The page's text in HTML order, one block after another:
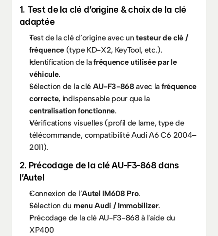
1. Test de la clé d’origine & choix de la clé
adaptée
Test de la clé d’origine avec un testeur de clé /
fréquence (type KD-X2, KeyTool, etc.).
Identification de la fréquence utilisée par le
véhicule.
Sélection de la clé AU-F3-868 avec la fréquence
correcte
, indispensable pour que la
centralisation fonctionne.
Vérifications visuelles (profil de lame, type de
télécommande, compatibilité Audi A6 C6 2004–
2011).
2. Précodage de la clé AU-F3-868 dans
l’Autel
Connexion de l’Autel IM608 Pro.
Sélection du menu Audi / Immobilizer.
Précodage de la clé AU-F3-868 à l'aide du
XP400